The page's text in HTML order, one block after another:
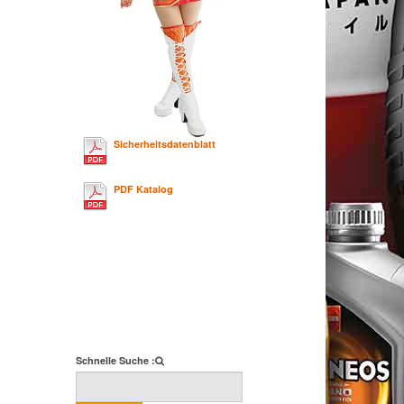
Sicherheitsdatenblatt
PDF Katalog
Schnelle Suche :